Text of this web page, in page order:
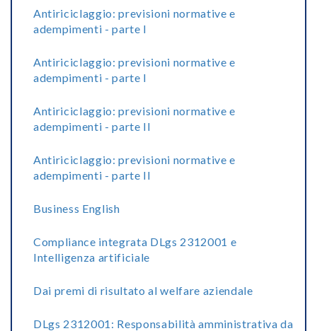
Antiriciclaggio: previsioni normative e
adempimenti - parte I
Antiriciclaggio: previsioni normative e
adempimenti - parte I
Antiriciclaggio: previsioni normative e
adempimenti - parte II
Antiriciclaggio: previsioni normative e
adempimenti - parte II
Business English
Compliance integrata DLgs 2312001 e
Intelligenza artificiale
Dai premi di risultato al welfare aziendale
DLgs 2312001: Responsabilità amministrativa da